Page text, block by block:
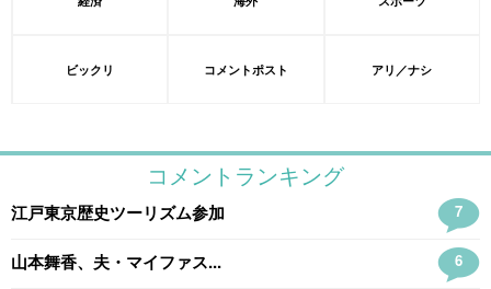
ビックリ コメントポスト アリ／ナシ